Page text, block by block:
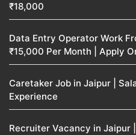
₹18,000
Data Entry Operator Work
₹15,000 Per Month | Apply
Caretaker Job in Jaipur |
Experience
Recruiter Vacancy in Jaipur